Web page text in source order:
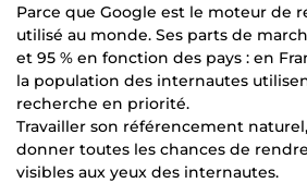
Parce que Google est le moteur de
utilisé au monde. Ses parts de
et 95 % en fonction des pays : en
la population des internautes
recherche en priorité.
Travailler son référencement naturel,
donner toutes les chances de
visibles aux yeux des internautes.